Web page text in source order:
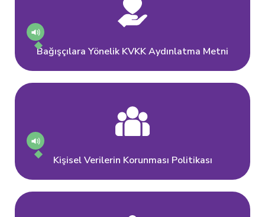
Bağışçılara Yönelik KVKK Aydınlatma Metni
Kişisel Verilerin Korunması Politikası